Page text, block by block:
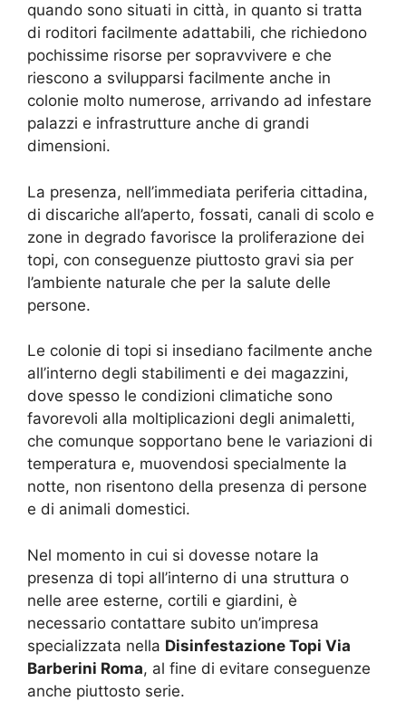
quando sono situati in città, in quanto si tratta
di roditori facilmente adattabili, che richiedono
pochissime risorse per sopravvivere e che
riescono a svilupparsi facilmente anche in
colonie molto numerose, arrivando ad infestare
palazzi e infrastrutture anche di grandi
dimensioni.
La presenza, nell’immediata periferia cittadina,
di discariche all’aperto, fossati, canali di scolo e
zone in degrado favorisce la proliferazione dei
topi, con conseguenze piuttosto gravi sia per
l’ambiente naturale che per la salute delle
persone.
Le colonie di topi si insediano facilmente anche
all’interno degli stabilimenti e dei magazzini,
dove spesso le condizioni climatiche sono
favorevoli alla moltiplicazioni degli animaletti,
che comunque sopportano bene le variazioni di
temperatura e, muovendosi specialmente la
notte, non risentono della presenza di persone
e di animali domestici.
Nel momento in cui si dovesse notare la
presenza di topi all’interno di una struttura o
nelle aree esterne, cortili e giardini, è
necessario contattare subito un’impresa
specializzata nella Disinfestazione Topi Via
Barberini Roma, al fine di evitare conseguenze
anche piuttosto serie.